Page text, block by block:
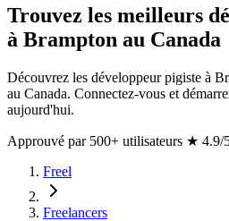
Trouvez les meilleurs
à Brampton au Canada
Découvrez les développeur pigiste à
au Canada. Connectez-vous et
aujourd'hui.
Approuvé par 500+ utilisateurs ★ 4.9/
Freel
Freelancers